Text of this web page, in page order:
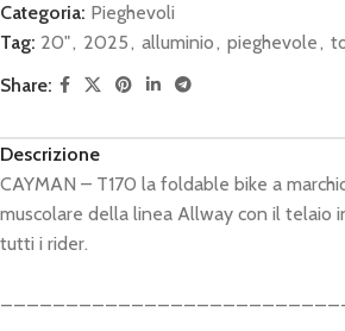
Categoria: Pieghevoli
Tag: 20", 2025, alluminio, pieghevole,
Share:
Descrizione
CAYMAN – T170 la foldable bike a
muscolare della linea Allway con il telaio
tutti i rider.